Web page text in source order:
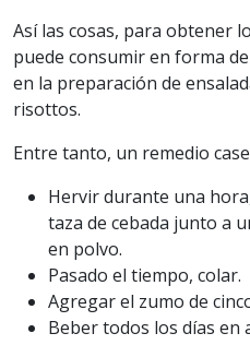
Así las cosas, para obtener
puede consumir en forma
en la preparación de
risottos.
Entre tanto, un remedio
Hervir durante una
taza de cebada junto a
en polvo.
Pasado el tiempo, colar.
Agregar el zumo de
Beber todos los días en